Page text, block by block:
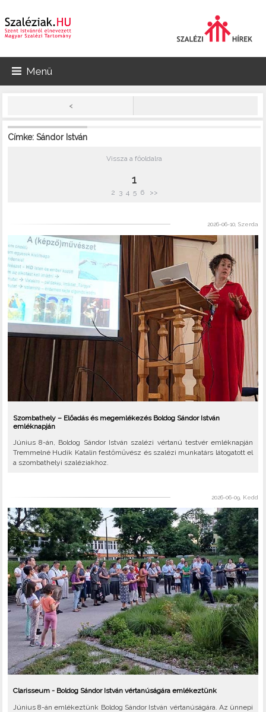
Menü
<
Címke: Sándor István
Vissza a főoldalra
1
2 3 4 5 6 >>
2026-06-10, Szerda
Szombathely – Előadás és megemlékezés Boldog Sándor István
emléknapján
Június 8-án, Boldog Sándor István szalézi vértanú testvér emléknapján
Tremmelné Hudik Katalin festőművész és szalézi munkatárs látogatott el
a szombathelyi szaléziakhoz.
2026-06-09, Kedd
Clarisseum - Boldog Sándor István vértanúságára emlékeztünk
Június 8-án emlékeztünk Boldog Sándor István vértanúságára. Az ünnepi